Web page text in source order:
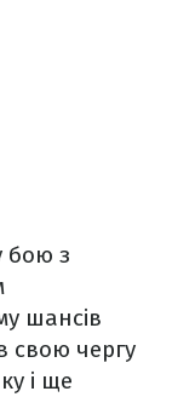
бою з
шансів
свою чергу
і ще